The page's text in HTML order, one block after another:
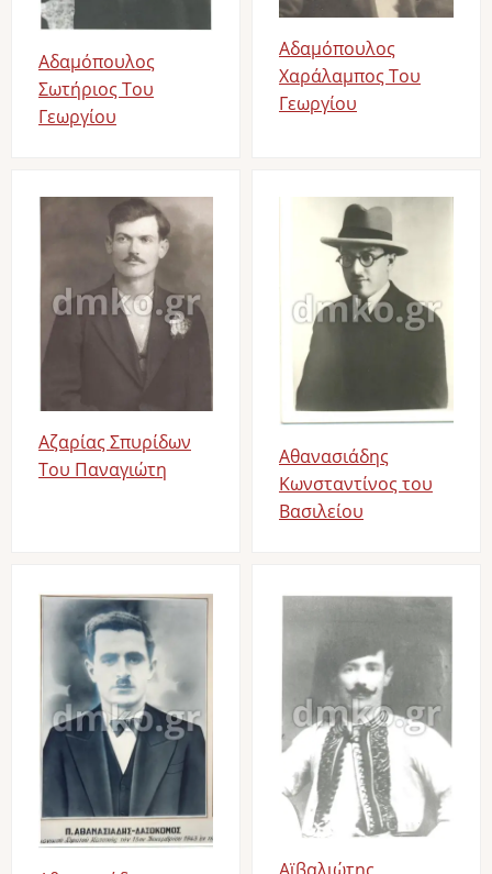
Αδαμόπουλος
Σωτήριος Του
Γεωργίου
Αδαμόπουλος
Χαράλαμπος Του
Γεωργίου
Image
Αζαρίας Σπυρίδων
Του Παναγιώτη
Αθανασιάδης
Κωνσταντίνος του
Βασιλείου
Image Image